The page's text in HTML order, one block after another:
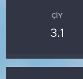
ÇIY
3.1